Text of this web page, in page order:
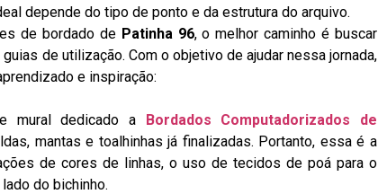
depende do tipo de ponto e da estrutura do arquivo.
de bordado de Patinha 96, o melhor caminho é buscar
de utilização. Com o objetivo de ajudar nessa jornada,
e inspiração:
mural dedicado a Bordados Computadorizados de
mantas e toalhinhas já finalizadas. Portanto, essa é a
de cores de linhas, o uso de tecidos de poá para o
do bichinho.